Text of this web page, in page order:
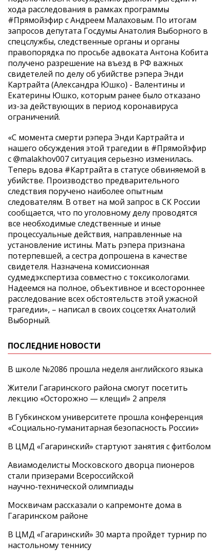
хода расследования в рамках программы
#Прямойэфир с Андреем Малаховым. По итогам
запросов депутата Госдумы Анатолия Выборного в
спецслужбы, следственные органы и органы
правопорядка по просьбе адвоката Антона Кобита
получено разрешение на въезд в РФ важных
свидетелей по делу об убийстве рэпера Энди
Картрайта (Александра Юшко) - Валентины и
Екатерины Юшко, которым ранее было отказано
из-за действующих в период коронавируса
ограничений.
«С момента смерти рэпера Энди Картрайта и
нашего обсуждения этой трагедии в #Прямойэфир
с @malakhov007 ситуация серьезно изменилась.
Теперь вдова #Картрайта в статусе обвиняемой в
убийстве. Производство предварительного
следствия поручено наиболее опытным
следователям. В ответ на мой запрос в СК России
сообщается, что по уголовному делу проводятся
все необходимые следственные и иные
процессуальные действия, направленные на
установление истины. Мать рэпера признана
потерпевшей, а сестра допрошена в качестве
свидетеля. Назначена комиссионная
судмедэкспертиза совместно с токсикологами.
Надеемся на полное, объективное и всестороннее
расследование всех обстоятельств этой ужасной
трагедии», – написал в своих соцсетях Анатолий
Выборный.
ПОСЛЕДНИЕ НОВОСТИ
В школе №2086 прошла неделя английского языка
Жители Гагаринского района смогут посетить
лекцию «Осторожно — клещи!» 2 апреля
В Губкинском университете прошла конференция
«Социально‑гуманитарная безопасность России»
В ЦМД «Гагаринский» стартуют занятия с фитболом
Авиамоделисты Московского дворца пионеров
стали призерами Всероссийской
научно‑технической олимпиады
Москвичам рассказали о капремонте дома в
Гагаринском районе
В ЦМД «Гагаринский» 30 марта пройдет турнир по
настольному теннису